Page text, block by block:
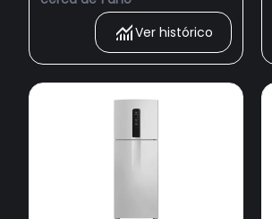
Ver histórico